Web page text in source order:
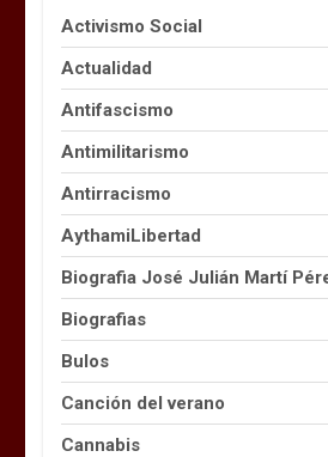
Activismo Social
Actualidad
Antifascismo
Antimilitarismo
Antirracismo
AythamiLibertad
Biografia José Julián Martí
Biografias
Bulos
Canción del verano
Cannabis